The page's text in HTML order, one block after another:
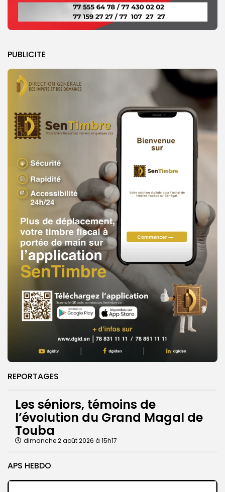
PUBLICITE
REPORTAGES
Les séniors, témoins de
l’évolution du Grand Magal de
Touba
dimanche 2 août 2026 à 15h17
APS HEBDO